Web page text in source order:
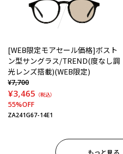
[WEB限定モアセール価格]ボスト
ン型サングラス/TREND(度なし調
光レンズ搭載)(WEB限定)
¥7,700
¥3,465 （税込）
55%OFF
ZA241G67-14E1